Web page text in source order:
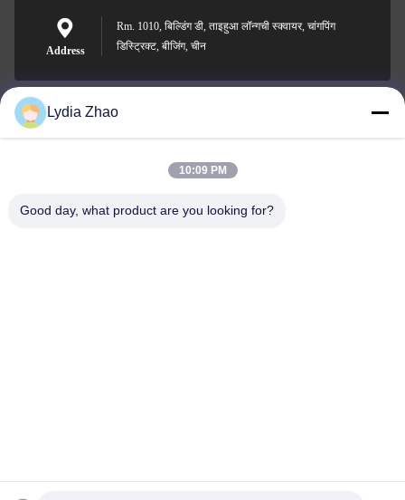
Address
Rm. 1010, बिल्डिंग डी, ताइहुआ लॉन्गची स्क्वायर, चांगपिंग
डिस्ट्रिक्ट, बीजिंग, चीन
jesingd@vip.sina.com
Lydia Zhao
10:09 PM
Good day, what product are you looking for?